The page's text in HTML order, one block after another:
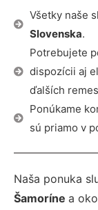
Všetky naše
Slovenska.
Potrebujete
dispozícii aj
ďalších
Ponúkame
sú priamo v
Naša ponuka
Šamoríne a